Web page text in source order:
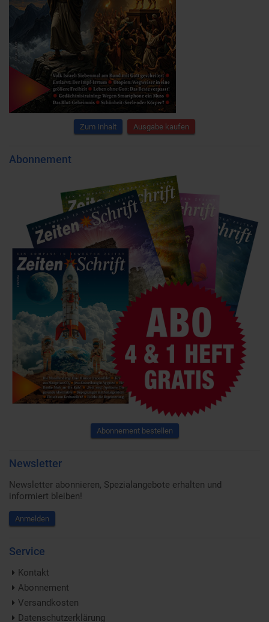
Zum Inhalt Ausgabe kaufen
Abonnement
Abonnement bestellen
Newsletter
Newsletter abonnieren, Spezialangebote erhalten und
informiert bleiben!
Anmelden
Service
Kontakt
Abonnement
Versandkosten
Datenschutzerklärung